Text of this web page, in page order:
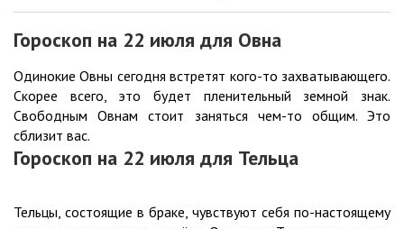
Гороскоп на 22 июля для Овна
Одинокие Овны сегодня встретят кого-то захватывающего.
Скорее всего, это будет пленительный земной знак.
Свободным Овнам стоит заняться чем-то общим. Это
сблизит вас.
Гороскоп на 22 июля для Тельца
Тельцы, состоящие в браке, чувствуют себя по-настоящему